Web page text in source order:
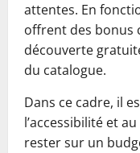
attentes. En
offrent des bonus
découverte
du catalogue.
Dans ce cadre, il
l’accessibilité et
rester sur un